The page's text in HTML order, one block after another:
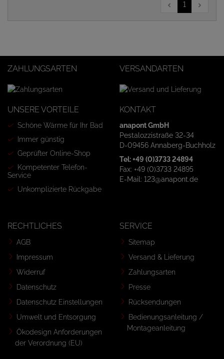
1
ZAHLUNGSARTEN VERSANDARTEN
UNSERE VORTEILE
Schöne Wärme für Ihr Bad
Immer günstig
Geprüfter Online-Shop
Kompetenter Telefon-
Service
Unkomplizierte Rückgabe
KONTAKT
anapont GmbH
Pestalozzistraße 32-34
D-09456 Annaberg-Buchholz
Tel: +49 (0)3733 24894
Fax: +49 (0)3733 24895
E-Mail: 123@anapont.de
RECHTLICHES
AGB
Impressum
Widerruf
Datenschutz
Datenschutz Einstellungen
Umwelt und Entsorgung
Ökodesign Anforderungen
der Verordnung (EU)
SERVICE
Sitemap
Versand & Lieferung
Zahlungsarten
Presse
Rücksendungen
Bedienungsanleitung /
Montageanleitung